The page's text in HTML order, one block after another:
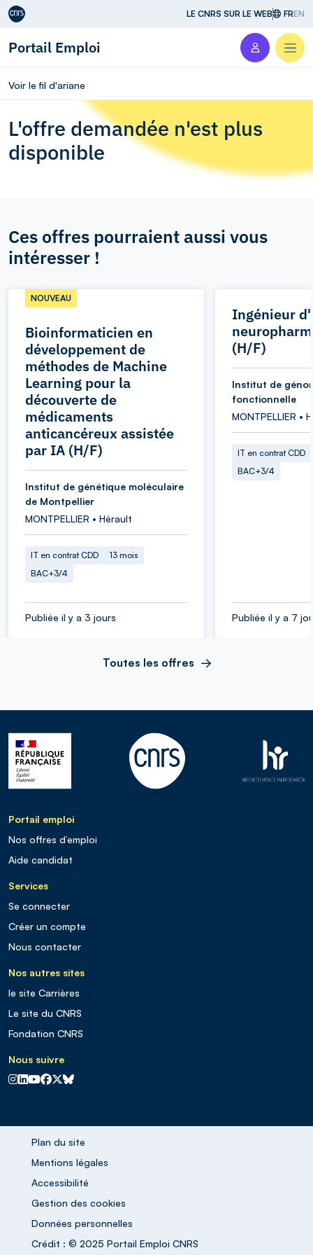
Aller au contenu LE CNRS SUR LE WEB FREN
Portail Emploi
Voir le fil d'ariane
L'offre demandée n'est plus
disponible
Ces offres pourraient aussi vous
intéresser !
Bioinformaticien en
développement de
méthodes de Machine
Learning pour la
découverte de
médicaments
anticancéreux assistée
par IA (H/F)
NOUVEAU
Institut de génétique moléculaire
de Montpellier
MONTPELLIER • Hérault
IT en contrat CDD
13 mois
BAC+3/4
Publiée il y a 3 jours
Ingénieur
(H/F)
Institut de
fonctionnelle
MONTPELLIER •
IT en contrat CDD
BAC+3/4
Publiée il y a 7
Toutes les offres
Portail emploi
Nos offres d’emploi
Aide candidat
Services
Se connecter
Créer un compte
Nous contacter
Nos autres sites
le site Carrières
Le site du CNRS
Fondation CNRS
Nous suivre
CNRS sur Instagram
CNRS sur Linkedin
CNRS sur Youtube
CNRS sur Facebook
CNRS sur X
CNRS sur Blus sky
Plan du site
Mentions légales
Accessibilité
Gestion des cookies
Données personnelles
Crédit : © 2025 Portail Emploi CNRS